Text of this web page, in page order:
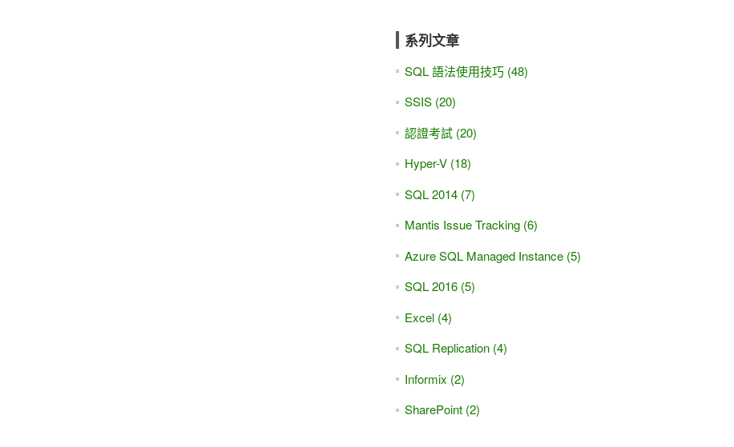
系列文章
SQL 語法使用技巧 (48)
SSIS (20)
認證考試 (20)
Hyper-V (18)
SQL 2014 (7)
Mantis Issue Tracking (6)
Azure SQL Managed Instance (5)
SQL 2016 (5)
Excel (4)
SQL Replication (4)
Informix (2)
SharePoint (2)